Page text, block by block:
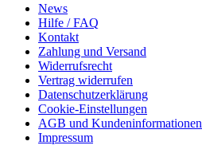
News
Hilfe / FAQ
Kontakt
Zahlung und Versand
Widerrufsrecht
Vertrag widerrufen
Datenschutzerklärung
Cookie-Einstellungen
AGB und Kundeninformationen
Impressum